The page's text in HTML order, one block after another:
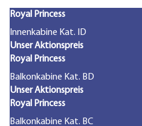
Royal Princess
Innenkabine Kat. ID
Unser Aktionspreis
Royal Princess
Balkonkabine Kat. BD
Unser Aktionspreis
Royal Princess
Balkonkabine Kat. BC